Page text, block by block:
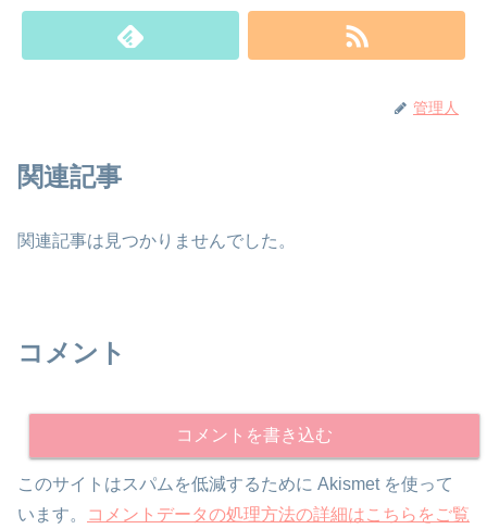
管理人
関連記事
関連記事は見つかりませんでした。
コメント
コメントを書き込む
このサイトはスパムを低減するために Akismet を使って
います。
コメントデータの処理方法の詳細はこちらをご覧